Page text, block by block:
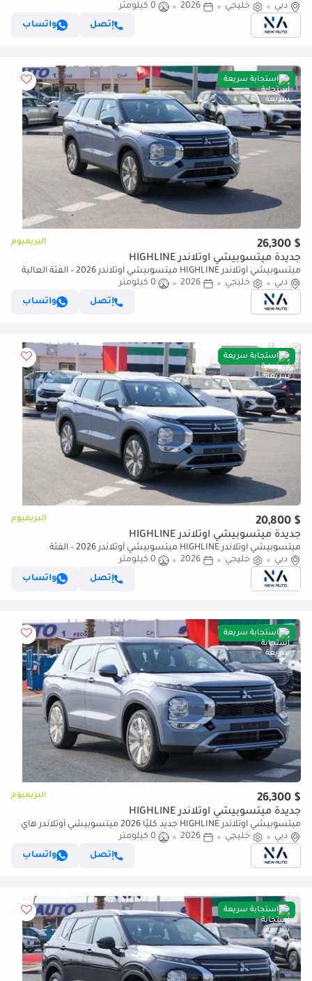
المتوسطة (G05) 2.5 لتر | SUV بسبعة مقاعد | مواصفات الخليج | (للتصدير
فقط)
دبي خليجي 2026
0 كيلومتر
إتصل
واتساب
استجابة سريعة
$ 26,300 البريميوم
جديدة ميتسوبيشي آوتلاندر HIGHLINE
ميتسوبيشي آوتلاندر HIGHLINE ميتسوبيشي أوتلاندر 2026 – الفئة العالية
(G06) 2.5 لتر | SUV بسبعة مقاعد | مواصفات الخليج | (للتصدير فقط)
دبي خليجي 2026
0 كيلومتر
إتصل
واتساب
استجابة سريعة
$ 20,800 البريميوم
جديدة ميتسوبيشي آوتلاندر HIGHLINE
ميتسوبيشي آوتلاندر HIGHLINE ميتسوبيشي أوتلاندر 2026 – الفئة
المتوسطة (G12) 2.5 لتر | SUV بسبعة مقاعد | مواصفات الخليج | (للتصدير
فقط)
دبي خليجي 2026
0 كيلومتر
إتصل
واتساب
استجابة سريعة
$ 26,300 البريميوم
جديدة ميتسوبيشي آوتلاندر HIGHLINE
ميتسوبيشي آوتلاندر HIGHLINE جديد كليًا 2026 ميتسوبيشي أوتلاندر هاي
لاين (G06) 2.5 لتر | 7 مقاعد | SUV | مواصفات الخليج (للتصدير فقط)
دبي خليجي 2026
0 كيلومتر
إتصل
واتساب
استجابة سريعة